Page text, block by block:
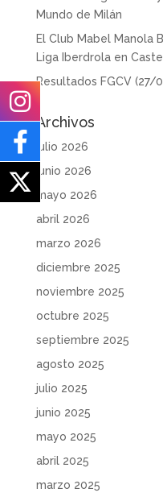
Mundo de Milán
El Club Mabel Manola
Liga Iberdrola en
Resultados FGCV (27/
Archivos
julio 2026
junio 2026
mayo 2026
abril 2026
marzo 2026
diciembre 2025
noviembre 2025
octubre 2025
septiembre 2025
agosto 2025
julio 2025
junio 2025
mayo 2025
abril 2025
marzo 2025